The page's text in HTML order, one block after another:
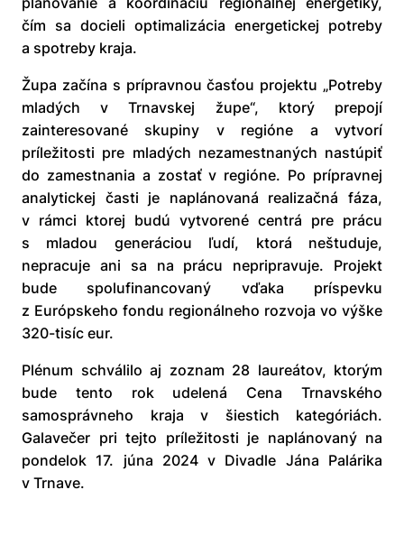
čím sa docieli optimalizácia energetickej potreby
a spotreby kraja.
Župa začína s prípravnou časťou projektu „Potreby
mladých v Trnavskej župe“, ktorý prepojí
zainteresované skupiny v regióne a vytvorí
príležitosti pre mladých nezamestnaných nastúpiť
do zamestnania a zostať v regióne. Po prípravnej
analytickej časti je naplánovaná realizačná fáza,
v rámci ktorej budú vytvorené centrá pre prácu
s mladou generáciou ľudí, ktorá neštuduje,
nepracuje ani sa na prácu nepripravuje. Projekt
bude spolufinancovaný vďaka príspevku
z Európskeho fondu regionálneho rozvoja vo výške
320-tisíc eur.
Plénum schválilo aj zoznam 28 laureátov, ktorým
bude tento rok udelená Cena Trnavského
samosprávneho kraja v šiestich kategóriách.
Galavečer pri tejto príležitosti je naplánovaný na
pondelok 17. júna 2024 v Divadle Jána Palárika
v Trnave.